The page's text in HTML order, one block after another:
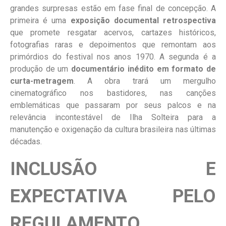
grandes surpresas estão em fase final de concepção. A
primeira é uma exposição documental retrospectiva
que promete resgatar acervos, cartazes históricos,
fotografias raras e depoimentos que remontam aos
primórdios do festival nos anos 1970. A segunda é a
produção de um documentário inédito em formato de
curta-metragem. A obra trará um mergulho
cinematográfico nos bastidores, nas canções
emblemáticas que passaram por seus palcos e na
relevância incontestável de Ilha Solteira para a
manutenção e oxigenação da cultura brasileira nas últimas
décadas.
INCLUSÃO E
EXPECTATIVA PELO